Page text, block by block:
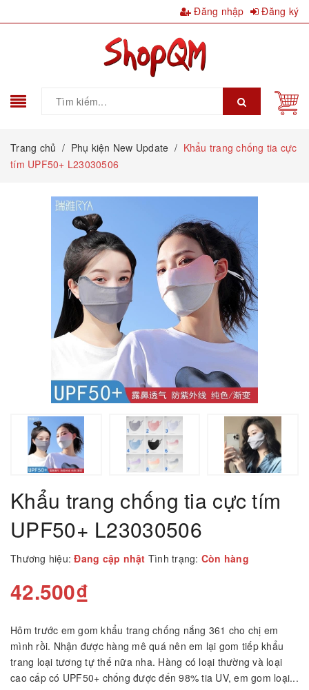
Đăng nhập Đăng ký
Trang chủ / Phụ kiện New Update / Khẩu trang chống tia cực
tím UPF50+ L23030506
Khẩu trang chống tia cực tím
UPF50+ L23030506
Thương hiệu: Đang cập nhật Tình trạng: Còn hàng
42.500₫
Hôm trước em gom khẩu trang chống nắng 361 cho chị em
mình rồi. Nhận được hàng mê quá nên em lại gom tiếp khẩu
trang loại tương tự thế nữa nha. Hàng có loại thường và loại
cao cấp có UPF50+ chống được đến 98% tia UV, em gom loại...